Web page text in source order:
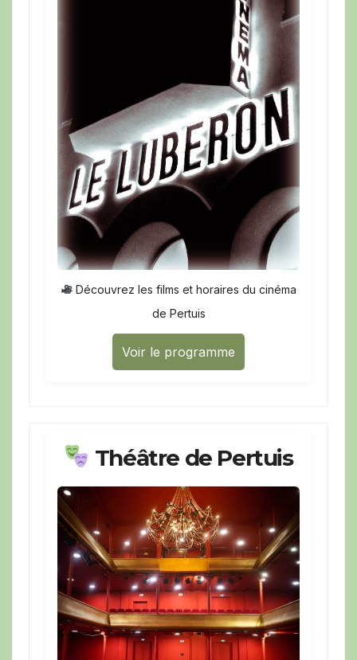
Découvrez les films et horaires du cinéma
de Pertuis
Voir le programme
Théâtre de Pertuis